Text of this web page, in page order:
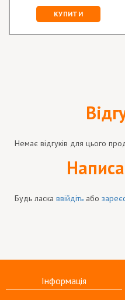
КУПИТИ
Немає відгуків для цього
Будь ласка ввійдіть або
Інформація